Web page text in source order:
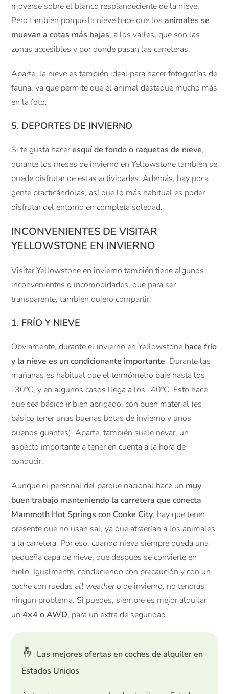
moverse sobre el blanco resplandeciente de la nieve.
Pero también porque la nieve hace que losanimales se
muevan a cotas más bajas, a los valles, que son las
zonas accesibles y por donde pasan las carreteras.
Aparte, la nieve es también ideal para hacer fotografías de
fauna, ya que permite que el animal destaque mucho más
en la foto.
5. DEPORTES DE INVIERNO
Si te gusta haceresquí de fondo o raquetas de nieve,
durante los meses de invierno en Yellowstone también se
puede disfrutar de estas actividades. Además, hay poca
gente practicándolas, así que lo más habitual es poder
disfrutar del entorno en completa soledad.
INCONVENIENTES DE VISITAR
YELLOWSTONE EN INVIERNO
Visitar Yellowstone en invierno también tiene algunos
inconvenientes o incomodidades, que para ser
transparente, también quiero compartir:
1. FRÍO Y NIEVE
Obviamente, durante el invierno en Yellowstone hace frío
y la nieve es un condicionante importante. Durante las
mañanas es habitual que el termómetro baje hasta los
-30ºC, y en algunos casos llega a los -40ºC. Esto hace
que sea básico ir bien abrigado, con buen material (es
básico tener unas buenas botas de invierno y unos
buenos guantes). Aparte, también suele nevar, un
aspecto importante a tener en cuenta a la hora de
conducir.
Aunque el personal del parque nacional hace un muy
buen trabajo manteniendo la carretera que conecta
Mammoth Hot Springs con Cooke City, hay que tener
presente que no usan sal, ya que atraerían a los animales
a la carretera. Por eso, cuando nieva siempre queda una
pequeña capa de nieve, que después se convierte en
hielo. Igualmente, conduciendo con precaución y con un
coche con ruedasall weathero de invierno, no tendrás
ningún problema. Si puedes, siempre es mejor alquilar
un4×4 o AWD, para un extra de seguridad.
🤞 Las mejores ofertas en coches de alquiler en
Estados Unidos